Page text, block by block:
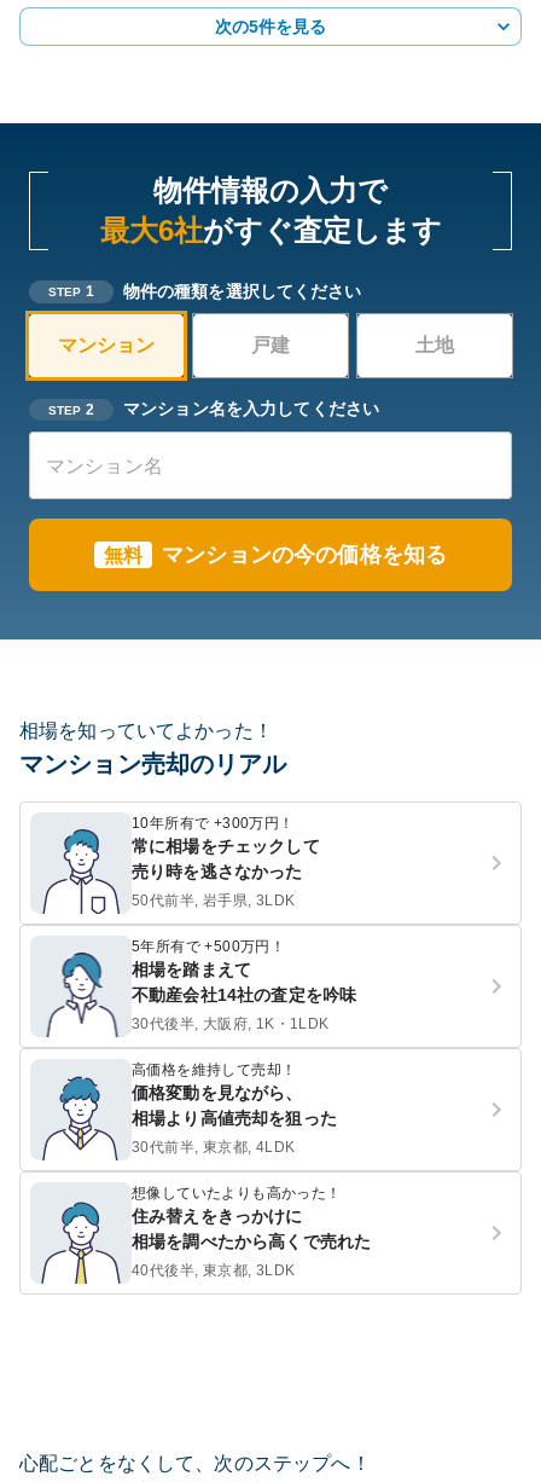
次の5件を見る
物件情報の入力で
最大6社がすぐ査定します
STEP 1 物件の種類を選択してください
マンション 戸建 土地
STEP 2 マンション名を入力してください
無料 マンションの今の価格を知る
相場を知っていてよかった！
マンション売却のリアル
10年所有で +300万円！
常に相場をチェックして
売り時を逃さなかった
50代前半, 岩手県, 3LDK
5年所有で +500万円！
相場を踏まえて
不動産会社14社の査定を吟味
30代後半, 大阪府, 1K・1LDK
高価格を維持して売却！
価格変動を見ながら、
相場より高値売却を狙った
30代前半, 東京都, 4LDK
想像していたよりも高かった！
住み替えをきっかけに
相場を調べたから高くで売れた
40代後半, 東京都, 3LDK
心配ごとをなくして、次のステップへ！